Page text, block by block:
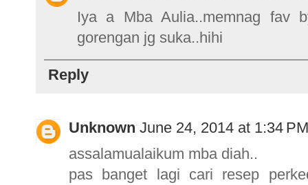
Iya a Mba Aulia..memnag fav
gorengan jg suka..hihi
Reply
Unknown June 24, 2014 at 1:34 PM
assalamualaikum mba diah..
pas banget lagi cari resep